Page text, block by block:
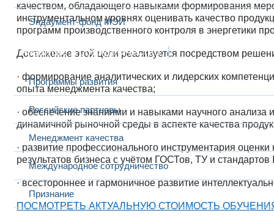
Эндаумент-фонд МЭИ
Развитие и сотрудничество
Программы развития
Российские партнеры
Менеджмент качества
Международное сотрудничество
Признание
качеством, обладающего навыками формирования
инструментальном уровнях оценивать качество
программ производственного контроля в энергетики
Достижение этой цели реализуется посредством
· формирование аналитических и лидерских
опыта менеджмента качества;
· обеспечение знаниями и навыками научного
динамичной рыночной среды в аспекте качества
· развитие профессионального инструментария
результатов бизнеса с учётом ГОСТов, ТУ и стандартов
· всестороннее и гармоничное развитие
ПОСМОТРЕТЬ АКТУАЛЬНУЮ СТОИМОСТЬ